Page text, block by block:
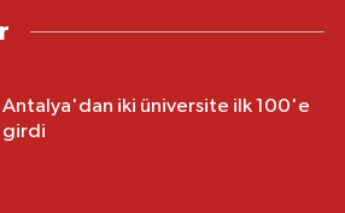
Antalya'dan iki üniversite ilk 100'e
girdi